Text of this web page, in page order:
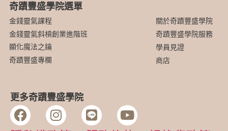
奇蹟豐盛學院選單
關於奇蹟豐盛學院
奇蹟豐盛學院服務
學員見證
商店
金錢靈氣課程
金錢靈氣斜槓創業進階班
顯化魔法之鑰
奇蹟豐盛專欄
更多奇蹟豐盛學院